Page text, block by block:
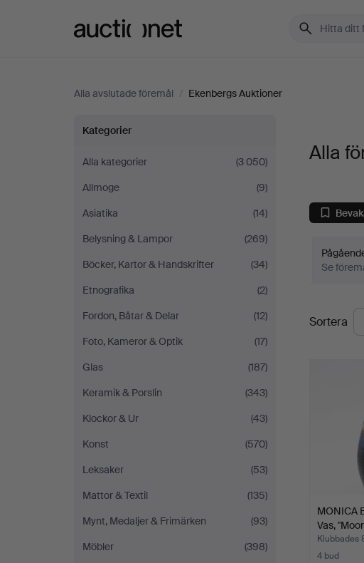
Alla avslutade föremål / Ekenbergs Auktioner
Alla
föremål
på
Ekenbergs
Auktioner
Kategorier
Alla kategorier
(3 050)
Allmoge
(9)
Asiatika
(14)
Belysning & Lampor
(269)
Böcker, Kartor & Handskrifter
(34)
Etnografika
(2)
Fordon, Båtar & Delar
(12)
Foto, Kameror & Optik
(17)
Glas
(187)
Keramik & Porslin
(343)
Klockor & Ur
(43)
Konst
(570)
Leksaker
(53)
Mattor & Textil
(135)
Mynt, Medaljer & Frimärken
(93)
Möbler
(398)
Alla
Se
Sortera
MONICA
Vas,
Klubbades
4 bud